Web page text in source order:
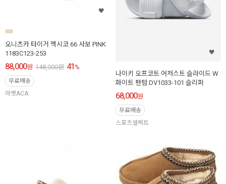
오니츠카 타이거 멕시코 66 사보 PINK
1183C123-253
88,000원 148,000원 41 %
무료배송
마켓ACA
나이키 오프코트 어저스트 슬라이드 W
화이트 팬텀 DV1033-101 슬리퍼
68,000원
무료배송
스포츠셀렉트